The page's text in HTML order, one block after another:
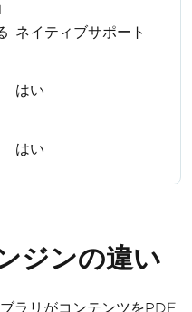
ネイティブサポート
はい
はい
ジンの違い
ラリがコンテンツをPDF